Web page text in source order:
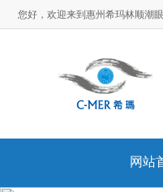
您好，欢迎来到惠州希玛林顺潮
网站